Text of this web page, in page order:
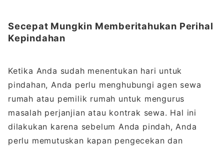
Secepat Mungkin Memberitahukan Perihal
Kepindahan
Ketika Anda sudah menentukan hari untuk
pindahan, Anda perlu menghubungi agen sewa
rumah atau pemilik rumah untuk mengurus
masalah perjanjian atau kontrak sewa. Hal ini
dilakukan karena sebelum Anda pindah, Anda
perlu memutuskan kapan pengecekan dan